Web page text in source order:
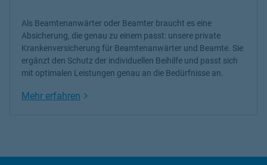
Als Beamtenanwärter oder Beamter braucht es eine
Absicherung, die genau zu einem passt: unsere private
Krankenversicherung für Beamtenanwärter und Beamte. Sie
ergänzt den Schutz der individuellen Beihilfe und passt sich
mit optimalen Leistungen genau an die Bedürfnisse an.
Mehr erfahren Link Opens in New Tab